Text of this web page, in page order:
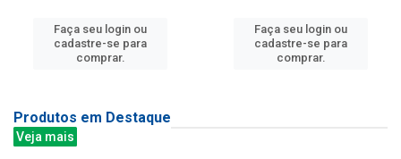
Faça seu login ou
cadastre-se para
comprar.
Faça seu login ou
cadastre-se para
comprar.
Produtos em Destaque
Veja mais